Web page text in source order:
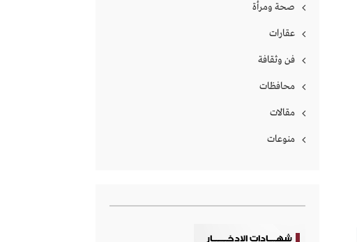
صحة ومرأة
عقارات
فن وثقافة
محافظات
مقالات
منوعات